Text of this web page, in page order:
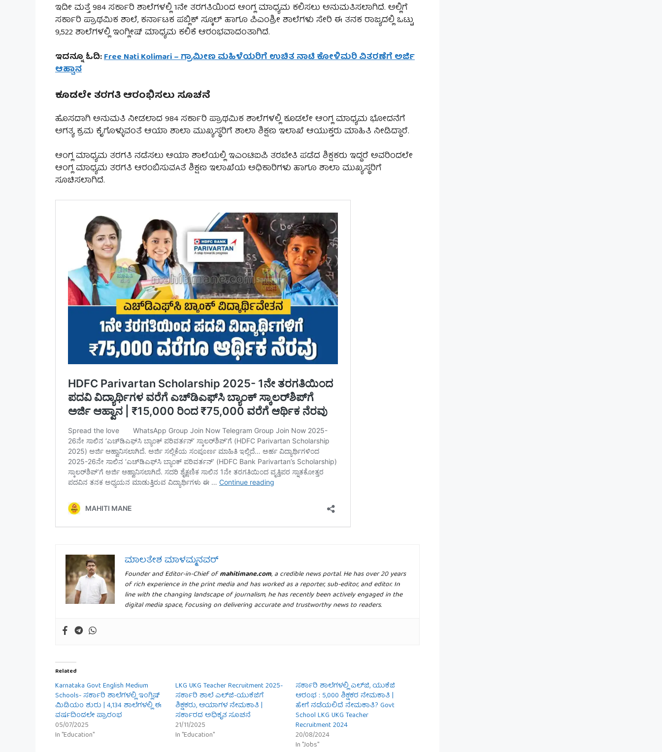
ಇದೀ ಮತ್ತೆ 984 ಸರ್ಕಾರಿ ಶಾಲೆಗಳಲ್ಲಿ 1ನೇ ತರಗತಿಯಿಂದ ಆಂಗ್ಲ ಮಾಧ್ಯಮ ಕಲಿಸಲು ಅನುಮತಿಸಲಾಗಿದೆ. ಅಲ್ಲಿಗೆ
ಸರ್ಕಾರಿ ಪ್ರಾಥಮಿಕ ಶಾಲೆ, ಕರ್ನಾಟಕ ಪಬ್ಲಿಕ್ ಸ್ಕೂಲ್ ಹಾಗೂ ಪಿಎಂಶ್ರೀ ಶಾಲೆಗಳು ಸೇರಿ ಈ ತನಕ ರಾಜ್ಯದಲ್ಲಿ ಒಟ್ಟು
9,522 ಶಾಲೆಗಳಲ್ಲಿ ಇಂಗ್ಲೀಷ್ ಮಾಧ್ಯಮ ಕಲಿಕೆ ಆರಂಭವಾದಂತಾಗಿದೆ.
ಇದನ್ನೂ ಓದಿ:Free Nati Kolimari – ಗ್ರಾಮೀಣ ಮಹಿಳೆಯರಿಗೆ ಉಚಿತ ನಾಟಿ ಕೋಳಿಮರಿ ವಿತರಣೆಗೆ ಅರ್ಜಿ
ಆಹ್ವಾನ
ಕೂಡಲೇ ತರಗತಿ ಆರಂಭಿಸಲು ಸೂಚನೆ
ಹೊಸದಾಗಿ ಅನುಮತಿ ನೀಡಲಾದ 984 ಸರ್ಕಾರಿ ಪ್ರಾಥಮಿಕ ಶಾಲೆಗಳಲ್ಲಿ ಕೂಡಲೇ ಆಂಗ್ಲ ಮಾಧ್ಯಮ ಭೋದನೆಗೆ
ಅಗತ್ಯ ಕ್ರಮ ಕೈಗೊಳ್ಳುವಂತೆ ಆಯಾ ಶಾಲಾ ಮುಖ್ಯಸ್ಥರಿಗೆ ಶಾಲಾ ಶಿಕ್ಷಣ ಇಲಾಖೆ ಆಯುಕ್ತರು ಮಾಹಿತಿ ನೀಡಿದ್ದಾರೆ.
ಆಂಗ್ಲ ಮಾಧ್ಯಮ ತರಗತಿ ನಡೆಸಲು ಆಯಾ ಶಾಲೆಯಲ್ಲಿ ಇಎಂಟಿಐಪಿ ತರಬೇತಿ ಪಡೆದ ಶಿಕ್ಷಕರು ಇದ್ದರೆ ಅವರಿಂದಲೇ
ಆಂಗ್ಲ ಮಾಧ್ಯಮ ತರಗತಿ ಆರಂಬಿಸುವAತೆ ಶಿಕ್ಷಣ ಇಲಾಖೆಯ ಅಧಿಕಾರಿಗಳು ಹಾಗೂ ಶಾಲಾ ಮುಖ್ಯಸ್ಥರಿಗೆ
ಸೂಚಿಸಲಾಗಿದೆ.
ಮಾಲತೇಶ ಮಾಳಮ್ಮನವರ್
Founder and Editor-in-Chief ofmahitimane.com, a credible news portal. He has over 20 years
of rich experience in the print media and has worked as a reporter, sub-editor, and editor. In
line with the changing landscape of journalism, he has recently been actively engaged in the
digital media space, focusing on delivering accurate and trustworthy news to readers.
Related
Karnataka Govt English Medium
Schools- ಸರ್ಕಾರಿ ಶಾಲೆಗಳಲ್ಲಿ ಇಂಗ್ಲಿಷ್
ಮಿಡಿಯಂ ಶುರು | 4,134 ಶಾಲೆಗಳಲ್ಲಿ ಈ
ವರ್ಷದಿಂದಲೇ ಪ್ರಾರಂಭ
05/07/2025
In "Education"
LKG UKG Teacher Recruitment 2025-
ಸರ್ಕಾರಿ ಶಾಲೆ ಎಲ್‌ಜಿ-ಯುಕೆಜಿಗೆ
ಶಿಕ್ಷಕರು, ಆಯಾಗಳ ನೇಮಕಾತಿ |
ಸರ್ಕಾರದ ಅಧಿಕೃತ ಸೂಚನೆ
21/11/2025
In "Education"
ಸರ್ಕಾರಿ ಶಾಲೆಗಳಲ್ಲಿ ಎಲ್‌ಜಿ, ಯುಕೆಜಿ
ಆರಂಭ : 5,000 ಶಿಕ್ಷಕರ ನೇಮಕಾತಿ |
ಹೇಗೆ ನಡೆಯಲಿದೆ ನೇಮಕಾತಿ? Govt
School LKG UKG Teacher
Recruitment 2024
20/08/2024
In "Jobs"